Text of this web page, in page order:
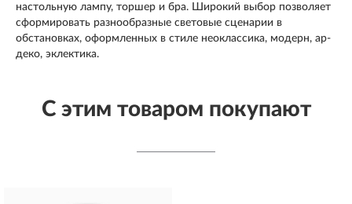
настольную лампу, торшер и бра. Широкий выбор позволяет
сформировать разнообразные световые сценарии в
обстановках, оформленных в стиле неоклассика, модерн, ар-
деко, эклектика.
С этим товаром покупают